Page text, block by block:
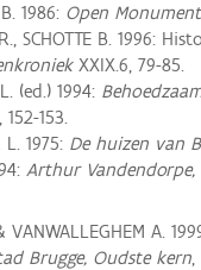
1986: Open
SCHOTTE B. 1996:
XXIX.6, 79-85.
(ed.) 1994:
153.
L. 1975: De huizen van
Arthur Vandendorpe,
VANWALLEGHEM A.
Brugge, Oudste kern,